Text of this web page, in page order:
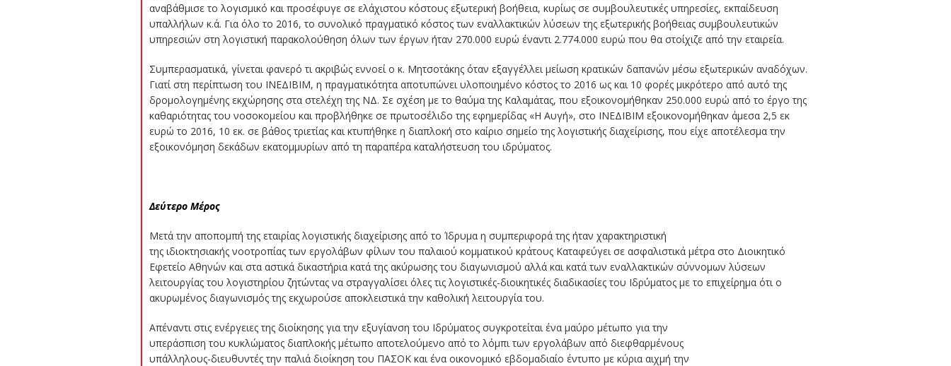
αναβάθμισε το λογισμικό και προσέφυγε σε ελάχιστου κόστους εξωτερική βοήθεια, κυρίως σε συμβουλευτικές υπηρεσίες, εκπαίδευση
υπαλλήλων κ.ά. Για όλο το 2016, το συνολικό πραγματικό κόστος των εναλλακτικών λύσεων της εξωτερικής βοήθειας συμβουλευτικών
υπηρεσιών στη λογιστική παρακολούθηση όλων των έργων ήταν 270.000 ευρώ έναντι 2.774.000 ευρώ που θα στοίχιζε από την εταιρεία.
Συμπερασματικά, γίνεται φανερό τι ακριβώς εννοεί ο κ. Μητσοτάκης όταν εξαγγέλλει μείωση κρατικών δαπανών μέσω εξωτερικών αναδόχων.
Γιατί στη περίπτωση του ΙΝΕΔΙΒΙΜ, η πραγματικότητα αποτυπώνει υλοποιημένο κόστος το 2016 ως και 10 φορές μικρότερο από αυτό της
δρομολογημένης εκχώρησης στα στελέχη της ΝΔ. Σε σχέση με το θαύμα της Καλαμάτας, που εξοικονομήθηκαν 250.000 ευρώ από το έργο της
καθαριότητας του νοσοκομείου και προβλήθηκε σε πρωτοσέλιδο της εφημερίδας «H Αυγή», στο ΙΝΕΔΙΒΙΜ εξοικονομήθηκαν άμεσα 2,5 εκ
ευρώ το 2016, 10 εκ. σε βάθος τριετίας και κτυπήθηκε η διαπλοκή στο καίριο σημείο της λογιστικής διαχείρισης, που είχε αποτέλεσμα την
εξοικονόμηση δεκάδων εκατομμυρίων από τη παραπέρα καταλήστευση του ιδρύματος.
Δεύτερο Μέρος
Μετά την αποπομπή της εταιρίας λογιστικής διαχείρισης από το Ίδρυμα η συμπεριφορά της ήταν χαρακτηριστική
της ιδιοκτησιακής νοοτροπίας των εργολάβων φίλων του παλαιού κομματικού κράτους Καταφεύγει σε ασφαλιστικά μέτρα στο Διοικητικό
Εφετείο Αθηνών και στα αστικά δικαστήρια κατά της ακύρωσης του διαγωνισμού αλλά και κατά των εναλλακτικών σύννομων λύσεων
λειτουργίας του λογιστηρίου ζητώντας να στραγγαλίσει όλες τις λογιστικές-διοικητικές διαδικασίες του Ιδρύματος με το επιχείρημα ότι ο
ακυρωμένος διαγωνισμός της εκχωρούσε αποκλειστικά την καθολική λειτουργία του.
Απέναντι στις ενέργειες της διοίκησης για την εξυγίανση του Ιδρύματος συγκροτείται ένα μαύρο μέτωπο για την
υπεράσπιση του κυκλώματος διαπλοκής μέτωπο αποτελούμενο από το λόμπι των εργολάβων από διεφθαρμένους
υπάλληλους-διευθυντές την παλιά διοίκηση του ΠΑΣΟΚ και ένα οικονομικό εβδομαδιαίο έντυπο με κύρια αιχμή την